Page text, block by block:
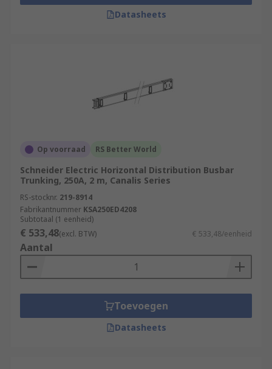
Datasheets
Op voorraad RS Better World
Schneider Electric Horizontal Distribution Busbar
Trunking, 250A, 2 m, Canalis Series
RS-stocknr. 219-8914
Fabrikantnummer KSA250ED4208
Subtotaal (1 eenheid)
€ 533,48(excl. BTW) € 533,48/eenheid
Aantal
Toevoegen
Datasheets